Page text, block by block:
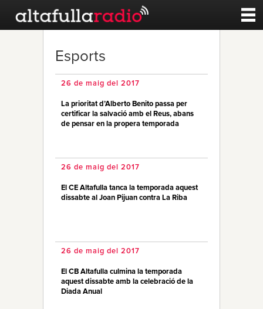
Esports
Qui Som
Esports
26 de maig del 2017
La prioritat d’Alberto Benito passa per
certificar la salvació amb el Reus, abans
de pensar en la propera temporada
26 de maig del 2017
El CE Altafulla tanca la temporada aquest
dissabte al Joan Pijuan contra La Riba
26 de maig del 2017
El CB Altafulla culmina la temporada
aquest dissabte amb la celebració de la
Diada Anual